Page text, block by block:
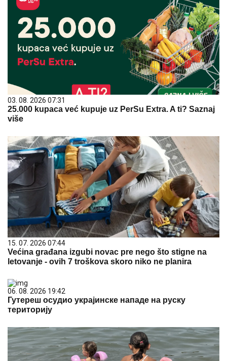
03. 08. 2026 07:31
25.000 kupaca već kupuje uz PerSu Extra. A ti? Saznaj
više
15. 07. 2026 07:44
Većina građana izgubi novac pre nego što stigne na
letovanje - ovih 7 troškova skoro niko ne planira
06. 08. 2026 19:42
Гутереш осудио украјинске нападе на руску
територију